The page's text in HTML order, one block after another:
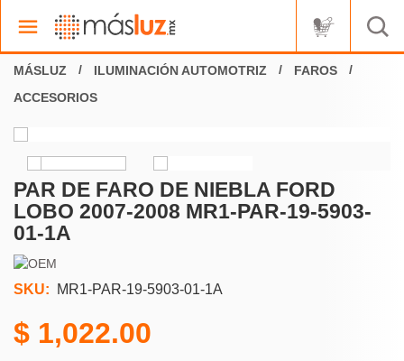
ILUMINACIÓN AUTOMOTRIZ
FAROS
ACCESORIOS
PAR DE FARO DE NIEBLA FORD
LOBO 2007-2008 MR1-PAR-19-5903-
01-1A
SKU: MR1-PAR-19-5903-01-1A
1,022.00